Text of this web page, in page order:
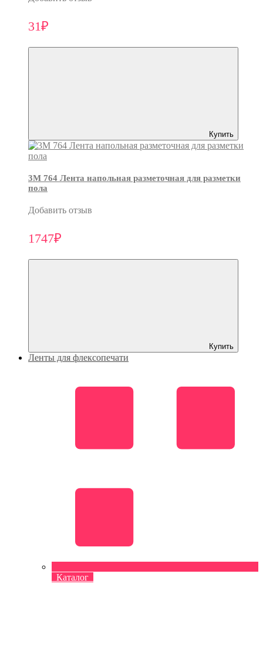
31₽
Купить
3M 764 Лента напольная разметочная для разметки
пола
Добавить отзыв
1747₽
Купить
Ленты для флексопечати
Каталог